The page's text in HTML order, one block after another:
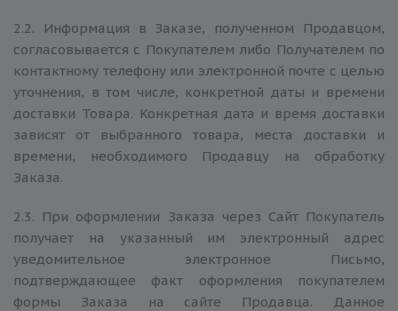
2.2. Информация в Заказе, полученном Продавцом,
согласовывается с Покупателем либо Получателем по
контактному телефону или электронной почте с целью
уточнения, в том числе, конкретной даты и времени
доставки Товара. Конкретная дата и время доставки
зависят от выбранного товара, места доставки и
времени, необходимого Продавцу на обработку
Заказа.
2.3. При оформлении Заказа через Сайт Покупатель
получает на указанный им электронный адрес
уведомительное электронное Письмо,
подтверждающее факт оформления покупателем
формы Заказа на сайте Продавца. Данное